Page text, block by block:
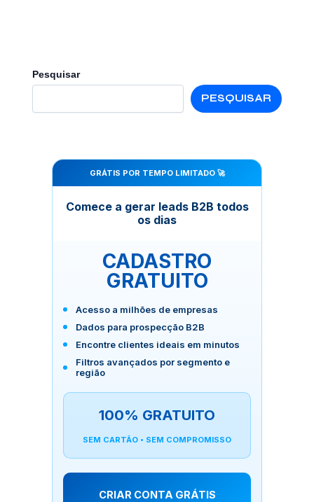
Pesquisar
PESQUISAR
GRÁTIS POR TEMPO LIMITADO 🚀
Comece a gerar leads B2B todos
os dias
CADASTRO
GRATUITO
Acesso a milhões de empresas
Dados para prospecção B2B
Encontre clientes ideais em minutos
Filtros avançados por segmento e
região
100% GRATUITO
SEM CARTÃO • SEM COMPROMISSO
CRIAR CONTA GRÁTIS